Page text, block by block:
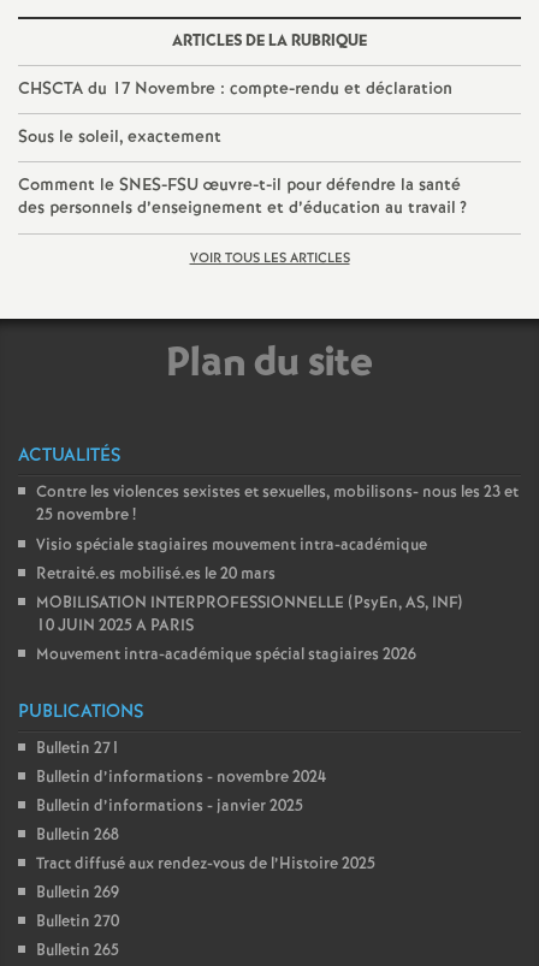
ARTICLES DE LA RUBRIQUE
CHSCTA du 17 Novembre : compte-rendu et déclaration
Sous le soleil, exactement
Comment le SNES-FSU œuvre-t-il pour défendre la santé
des personnels d’enseignement et d’éducation au travail ?
VOIR TOUS LES ARTICLES
Plan du site
ACTUALITÉS
Contre les violences sexistes et sexuelles, mobilisons- nous les 23 et
25 novembre!
Visio spéciale stagiaires mouvement intra-académique
Retraité.es mobilisé.es le 20 mars
MOBILISATION INTERPROFESSIONNELLE (PsyEn, AS, INF)
10 JUIN 2025 A PARIS
Mouvement intra-académique spécial stagiaires 2026
PUBLICATIONS
Bulletin 271
Bulletin d’informations - novembre 2024
Bulletin d’informations - janvier 2025
Bulletin 268
Tract diffusé aux rendez-vous de l’Histoire 2025
Bulletin 269
Bulletin 270
Bulletin 265